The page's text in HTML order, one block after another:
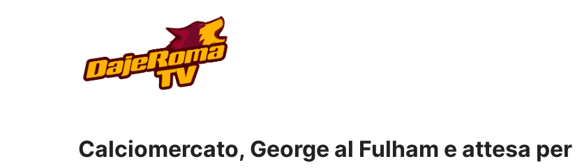
Calciomercato, George al Fulham e attesa per